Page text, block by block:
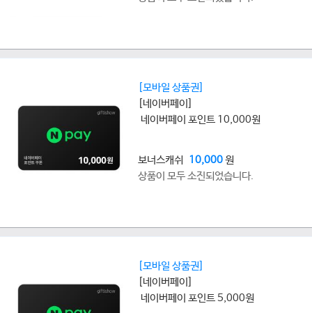
[모바일 상품권]
[네이버페이]
네이버페이 포인트 10,000원
보너스캐쉬 10,000원
상품이 모두 소진되었습니다.
[모바일 상품권]
[네이버페이]
네이버페이 포인트 5,000원